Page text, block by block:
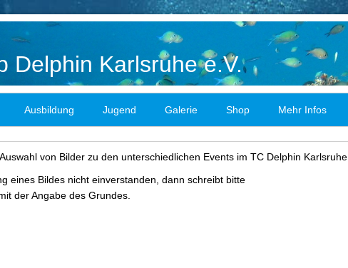
Delphin Karlsruhe e.V.
Ausbildung Jugend Galerie Shop Mehr Infos
von Bilder zu den unterschiedlichen Events im TC Delphin Karlsruhe.
eines Bildes nicht einverstanden, dann schreibt bitte
der Angabe des Grundes.